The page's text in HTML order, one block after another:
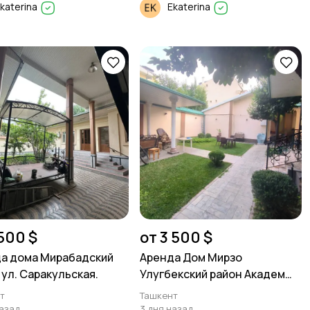
Ekaterina
$
дома Мирабадский
Саракульская.
от 3 500 $
Аренда Дом Мирзо
Улугбекский район Академ
городок It Park.
Ташкент